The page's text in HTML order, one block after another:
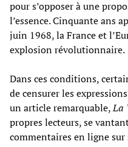
pour s’opposer à une
l’essence. Cinquante ans
juin 1968, la France et
explosion révolutionnaire.
Dans ces conditions,
de censurer les
un article remarquable,La
propres lecteurs, se
commentaires en ligne sur